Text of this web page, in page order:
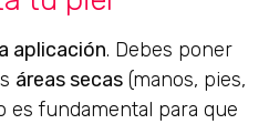
aplicación. Debes poner
áreas secas (manos, pies,
es fundamental para que